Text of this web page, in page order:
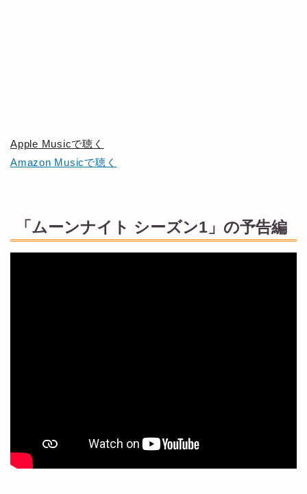
Apple Musicで聴く
Amazon Musicで聴く
「ムーンナイト シーズン1」の予告編